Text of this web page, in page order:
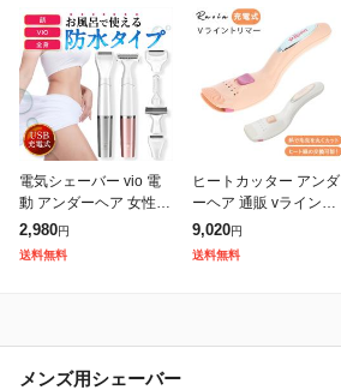
ー アンダーヘ
電気シェーバー vio 電
動 アンダーヘア 女性用
全身 フェイスシェーバ
ー vライン 眉毛 ボディ
2,980円
送料無料
ヒートカッター アンダ
ーヘア 通販 vライント
リマー フローラ ravia v
io 女性用 ビキニライン
9,020円
送料無料
メンズ用シェーバー